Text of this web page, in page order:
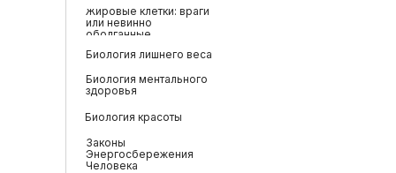
Жировые клетки: враги
или невинно
оболганные
Биология лишнего веса
Биология ментального
здоровья
Законы
Энергосбережения
Человека
Биология красоты